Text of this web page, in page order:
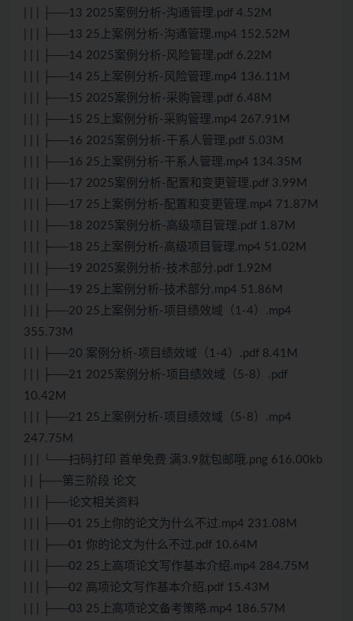
| | | ├──13 2025案例分析-沟通管理.pdf 4.52M
| | | ├──13 25上案例分析-沟通管理.mp4 152.52M
| | | ├──14 2025案例分析-风险管理.pdf 6.22M
| | | ├──14 25上案例分析-风险管理.mp4 136.11M
| | | ├──15 2025案例分析-采购管理.pdf 6.48M
| | | ├──15 25上案例分析-采购管理.mp4 267.91M
| | | ├──16 2025案例分析-干系人管理.pdf 5.03M
| | | ├──16 25上案例分析-干系人管理.mp4 134.35M
| | | ├──17 2025案例分析-配置和变更管理.pdf 3.99M
| | | ├──17 25上案例分析-配置和变更管理.mp4 71.87M
| | | ├──18 2025案例分析-高级项目管理.pdf 1.87M
| | | ├──18 25上案例分析-高级项目管理.mp4 51.02M
| | | ├──19 2025案例分析-技术部分.pdf 1.92M
| | | ├──19 25上案例分析-技术部分.mp4 51.86M
| | | ├──20 25上案例分析-项目绩效域（1-4）.mp4
355.73M
| | | ├──20 案例分析-项目绩效域（1-4）.pdf 8.41M
| | | ├──21 2025案例分析-项目绩效域（5-8）.pdf
10.42M
| | | ├──21 25上案例分析-项目绩效域（5-8）.mp4
247.75M
| | | └──扫码打印 首单免费 满3.9就包邮哦.png 616.00kb
| | ├──第三阶段 论文
| | | ├──论文相关资料
| | | ├──01 25上你的论文为什么不过.mp4 231.08M
| | | ├──01 你的论文为什么不过.pdf 10.64M
| | | ├──02 25上高项论文写作基本介绍.mp4 284.75M
| | | ├──02 高项论文写作基本介绍.pdf 15.43M
| | | ├──03 25上高项论文备考策略.mp4 186.57M